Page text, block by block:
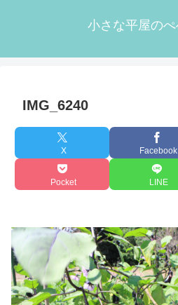
小さな平屋の
IMG_6240
X Facebook
Pocket LINE